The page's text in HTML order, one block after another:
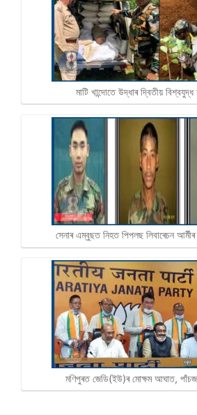
মাটি খান্দোতে উদ্ধাৰ দ্বিতীয়
সেনাৰ এম্বুছত নিহত পিপলছ লিবাৰেচন আৰ্মীৰ
মণিপুৰত জেডি(ইউ)ৰ মোক্ষম আঘাত,